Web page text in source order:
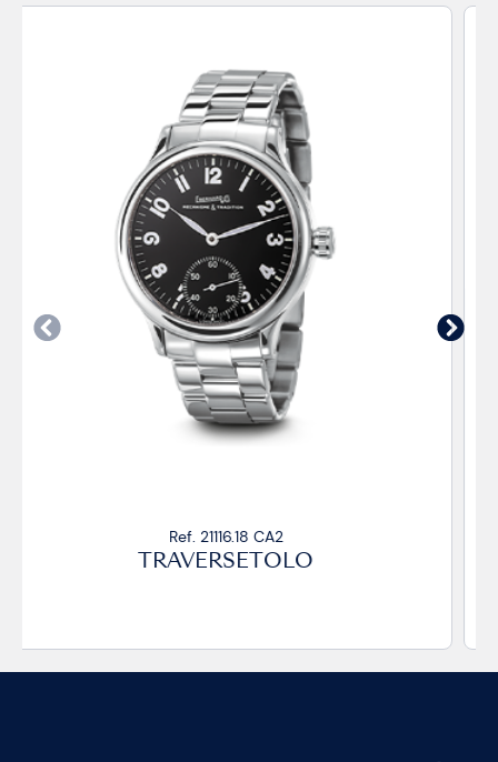
Ref. 21116.15 CP
TRAVERSETOLO